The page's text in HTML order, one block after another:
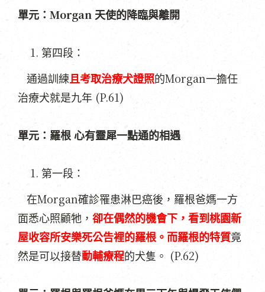
單元： Morgan 天使的降臨與離開
第四段：
通過訓練 且考取治療犬證照的Morgan一擔任
治療犬就是九年 (P.61)
單元：羅根 心有靈犀一點通的相遇
第一段：
在Morgan確診罹患淋巴癌後，羅根爸媽一方
面悉心照顧牠， 卻在偶然的機會下，看到桃園新
屋收容所安樂死公告裡的羅根。而羅根的特質竟
然是可以接替動輔療程的犬隻。 (P.62)